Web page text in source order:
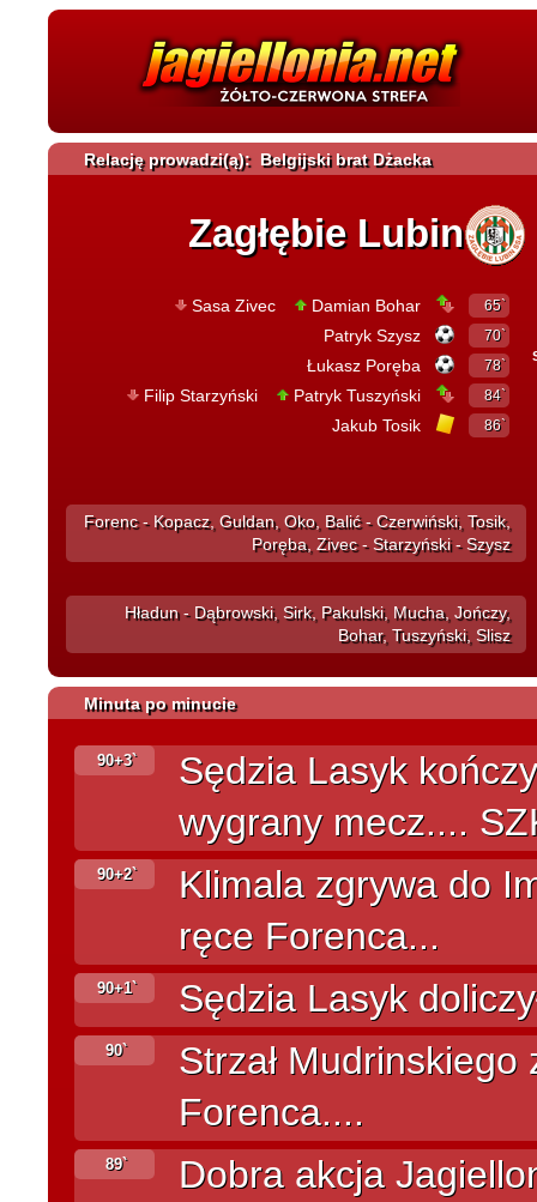
Relację prowadzi(ą): Belgijski brat Dżacka
Zagłębie Lubin
Sasa Zivec Damian Bohar 65`
Patryk Szysz 70`
Łukasz Poręba 78`
Filip Starzyński Patryk Tuszyński 84`
Jakub Tosik 86`
Forenc - Kopacz, Guldan, Oko, Balić - Czerwiński, Tosik,
Poręba, Zivec - Starzyński - Szysz
Hładun - Dąbrowski, Sirk, Pakulski, Mucha, Jończy,
Bohar, Tuszyński, Slisz
Minuta po minucie
90+3`
Sędzia Lasyk
wygrany mecz....
90+2`
Klimala zgrywa do
ręce Forenca...
90+1` Sędzia Lasyk
90`
Strzał
Forenca....
89`
Dobra akcja